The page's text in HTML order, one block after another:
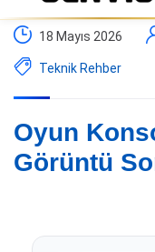
18 Mayıs 2026
Teknik Rehber
Oyun
Görüntü